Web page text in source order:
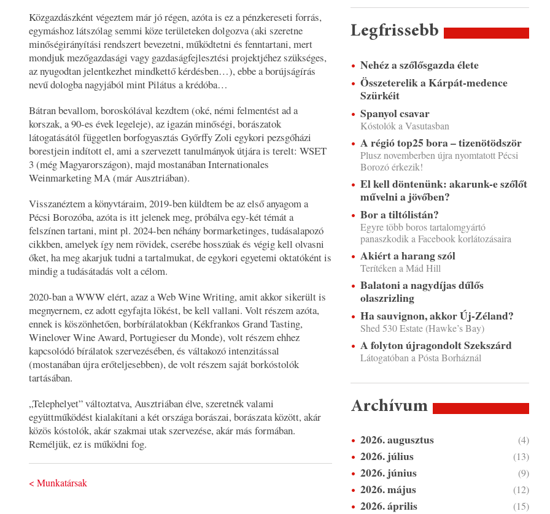
Közgazdászként végeztem már jó régen, azóta is ez a pénzkereseti forrás,
egymáshoz látszólag semmi köze területeken dolgozva (aki szeretne
minőségirányítási rendszert bevezetni, működtetni és fenntartani, mert
mondjuk mezőgazdasági vagy gazdaságfejlesztési projektjéhez szükséges,
az nyugodtan jelentkezhet mindkettő kérdésben…), ebbe a borújságírás
nevű dologba nagyjából mint Pilátus a krédóba…
Bátran bevallom, boroskólával kezdtem (oké, némi felmentést ad a
korszak, a 90-es évek legeleje), az igazán minőségi, borászatok
látogatásától független borfogyasztás Győrffy Zoli egykori pezsgőházi
borestjein indított el, ami a szervezett tanulmányok útjára is terelt: WSET
3 (még Magyarországon), majd mostanában Internationales
Weinmarketing MA (már Ausztriában).
Visszanéztem a könyvtáraim, 2019-ben küldtem be az első anyagom a
Pécsi Borozóba, azóta is itt jelenek meg, próbálva egy-két témát a
felszínen tartani, mint pl. 2024-ben néhány bormarketinges, tudásalapozó
cikkben, amelyek így nem rövidek, cserébe hosszúak és végig kell olvasni
őket, ha meg akarjuk tudni a tartalmukat, de egykori egyetemi oktatóként is
mindig a tudásátadás volt a célom.
2020-ban a WWW elért, azaz a Web Wine Writing, amit akkor sikerült is
megnyernem, ez adott egyfajta lökést, be kell vallani. Volt részem azóta,
ennek is köszönhetően, borbírálatokban (Kékfrankos Grand Tasting,
Winelover Wine Award, Portugieser du Monde), volt részem ehhez
kapcsolódó bírálatok szervezésében, és váltakozó intenzitással
(mostanában újra erőteljesebben), de volt részem saját borkóstolók
tartásában.
„Telephelyet” változtatva, Ausztriában élve, szeretnék valami
együttműködést kialakítani a két országa borászai, borászata között, akár
közös kóstolók, akár szakmai utak szervezése, akár más formában.
Reméljük, ez is működni fog.
< Munkatársak
Legfrissebb
Nehéz a szőlősgazda élete
Összeterelik a Kárpát-medence
Szürkéit
Spanyol csavar
Kóstolók a Vasutasban
A régió top25 bora – tizenötödször
Plusz novemberben újra nyomtatott Pécsi
Borozó érkezik!
El kell döntenünk: akarunk-e szőlőt
művelni a jövőben?
Bor a tiltólistán?
Egyre több boros tartalomgyártó
panaszkodik a Facebook korlátozásaira
Akiért a harang szól
Terítéken a Mád Hill
Balatoni a nagydíjas dűlős
olaszrizling
Ha sauvignon, akkor Új-Zéland?
Shed 530 Estate (Hawke’s Bay)
A folyton újragondolt Szekszárd
Látogatóban a Pósta Borháznál
Archívum
2026. augusztus (4)
2026. július (13)
2026. június (9)
2026. május (12)
2026. április (15)